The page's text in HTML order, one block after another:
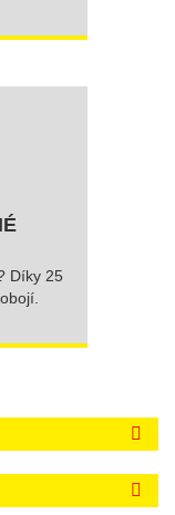
Díky 25